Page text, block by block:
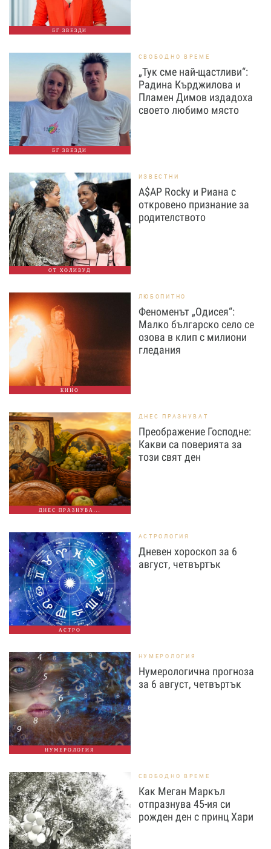
БГ ЗВЕЗДИ
БГ ЗВЕЗДИ
СВОБОДНО ВРЕМЕ
„Тук сме най-щастливи“:
Радина Кърджилова и
Пламен Димов издадоха
своето любимо място
ОТ ХОЛИВУД
ИЗВЕСТНИ
A$AP Rocky и Риана с
откровено признание за
родителството
КИНО
ЛЮБОПИТНО
Феноменът „Одисея“:
Малко българско село се
озова в клип с милиони
гледания
ДНЕС ПРАЗНУВА...
ДНЕС ПРАЗНУВАТ
Преображение Господне:
Какви са поверията за
този свят ден
АСТРО
АСТРОЛОГИЯ
Дневен хороскоп за 6
август, четвъртък
НУМЕРОЛОГИЯ
НУМЕРОЛОГИЯ
Нумерологична прогноза
за 6 август, четвъртък
СВОБОДНО ВРЕМЕ
Как Меган Маркъл
отпразнува 45-ия си
рожден ден с принц Хари